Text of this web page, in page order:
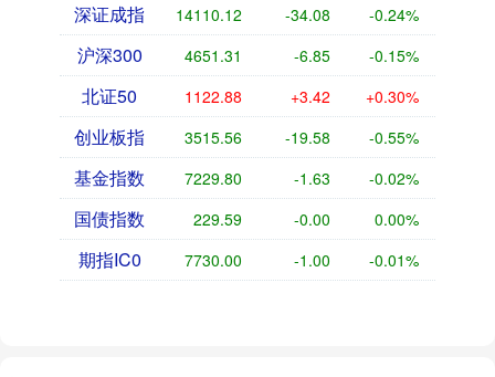
深证成指 14110.12 -34.08 -0.24%
沪深300 4651.31 -6.85 -0.15%
北证50 1122.88 +3.42 +0.30%
创业板指 3515.56 -19.58 -0.55%
基金指数 7229.80 -1.63 -0.02%
国债指数 229.59 -0.00 0.00%
期指IC0 7730.00 -1.00 -0.01%